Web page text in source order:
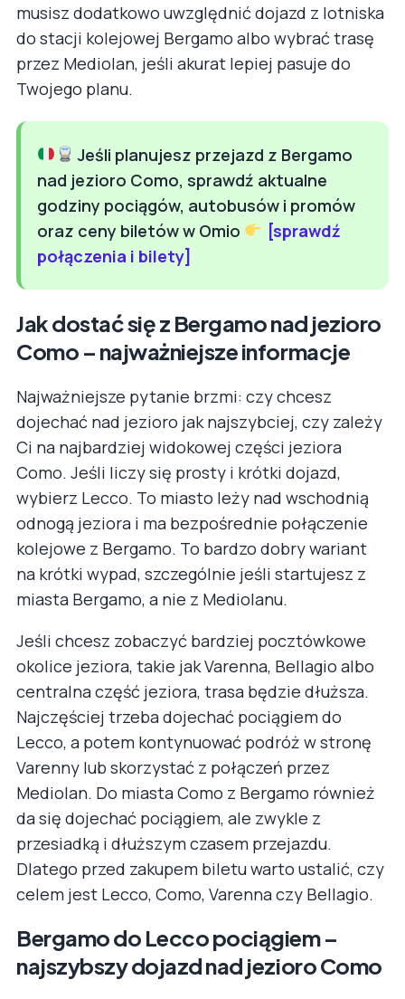
musisz dodatkowo uwzględnić dojazd z lotniska
do stacji kolejowej Bergamo albo wybrać trasę
przez Mediolan, jeśli akurat lepiej pasuje do
Twojego planu.
Jeśli planujesz przejazd z Bergamo
nad jezioro Como, sprawdź aktualne
godziny pociągów, autobusów i promów
oraz ceny biletów w Omio
[sprawdź
połączenia i bilety]
Jak dostać się z Bergamo nad jezioro
Como – najważniejsze informacje
Najważniejsze pytanie brzmi: czy chcesz
dojechać nad jezioro jak najszybciej, czy zależy
Ci na najbardziej widokowej części jeziora
Como. Jeśli liczy się prosty i krótki dojazd,
wybierz Lecco. To miasto leży nad wschodnią
odnogą jeziora i ma bezpośrednie połączenie
kolejowe z Bergamo. To bardzo dobry wariant
na krótki wypad, szczególnie jeśli startujesz z
miasta Bergamo, a nie z Mediolanu.
Jeśli chcesz zobaczyć bardziej pocztówkowe
okolice jeziora, takie jak Varenna, Bellagio albo
centralna część jeziora, trasa będzie dłuższa.
Najczęściej trzeba dojechać pociągiem do
Lecco, a potem kontynuować podróż w stronę
Varenny lub skorzystać z połączeń przez
Mediolan. Do miasta Como z Bergamo również
da się dojechać pociągiem, ale zwykle z
przesiadką i dłuższym czasem przejazdu.
Dlatego przed zakupem biletu warto ustalić, czy
celem jest Lecco, Como, Varenna czy Bellagio.
Bergamo do Lecco pociągiem –
najszybszy dojazd nad jezioro Como